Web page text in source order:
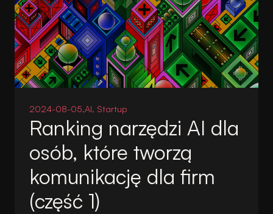
2024-08-05,AI, Startup
Ranking narzędzi AI dla
osób, które tworzą
komunikację dla firm
(część 1)